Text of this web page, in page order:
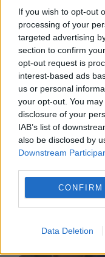
If you wish to opt-out
processing of your
targeted advertising
section to confirm
opt-out request is
interest-based ads
us or personal
your opt-out. You
disclosure of your
IAB’s list of
also be disclosed by
Downstream
CONFIRM
Data Deletion
Republica
administrată